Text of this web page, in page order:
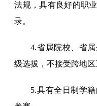
法规，具有良好的职
录。
4.省属院校、省
级选拔，不接受跨地区
5.具有全日制学